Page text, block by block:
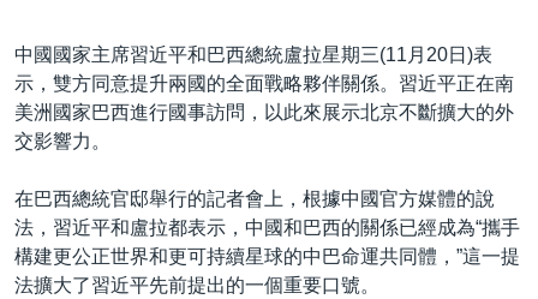
美國專訊
視頻存檔
新聞音頻
海外港人
美國透視
建國史話
廣播節目表
國語
關注我們
其他語言網站
中國國家主席習近平和巴西總統盧拉星期三(11月20日)表
示，雙方同意提升兩國的全面戰略夥伴關係。習近平正在南
美洲國家巴西進行國事訪問，以此來展示北京不斷擴大的外
交影響力。
在巴西總統官邸舉行的記者會上，根據中國官方媒體的說
法，習近平和盧拉都表示，中國和巴西的關係已經成為“攜手
構建更公正世界和更可持續星球的中巴命運共同體，”這一提
法擴大了習近平先前提出的一個重要口號。